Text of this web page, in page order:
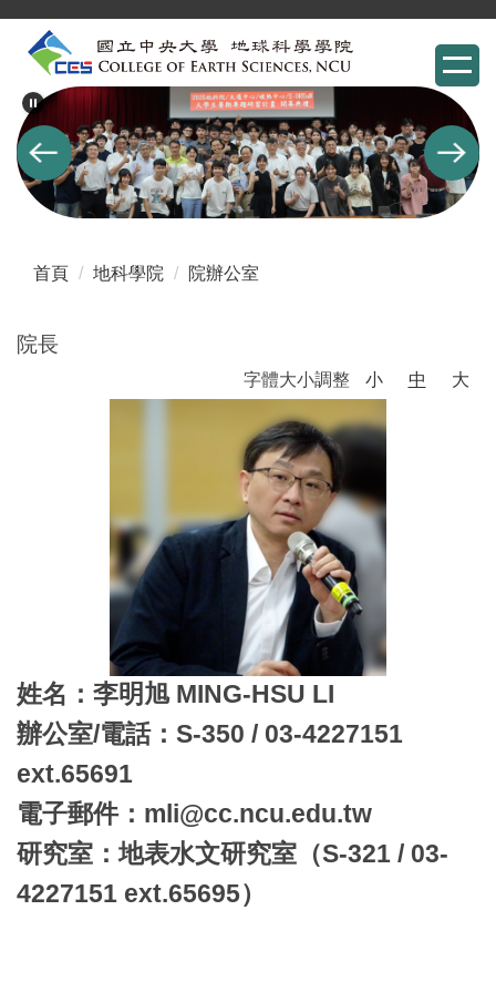
主
要
內
容
區
首頁 地科學院 院辦公室
院長
字體大小調整 小 中 大
姓名：李明旭 MING-HSU LI
辦公室/電話：S-350 / 03-4227151
ext.65691
電子郵件：mli@cc.ncu.edu.tw
研究室：地表水文研究室（S-321 / 03-
4227151 ext.65695）